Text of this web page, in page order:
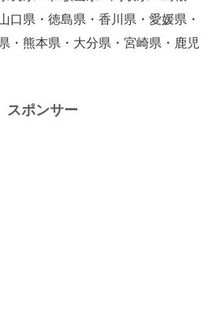
口県・徳島県・香川県・愛媛県・
・熊本県・大分県・宮崎県・鹿児
スポンサー